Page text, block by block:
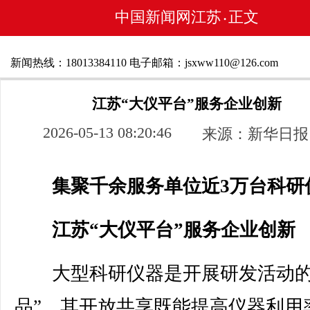
中国新闻网江苏 • 正文
新闻热线：18013384110 电子邮箱：jsxww110@126.com
江苏“大仪平台”服务企业创新
2026-05-13 08:20:46 来源：新华日报
集聚千余服务单位近3万台科研
江苏“大仪平台”服务企业创新
大型科研仪器是开展研发活动